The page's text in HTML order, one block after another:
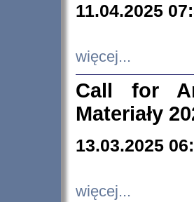
11.04.2025
więcej...
Call for
Materiały
13.03.2025
więcej...